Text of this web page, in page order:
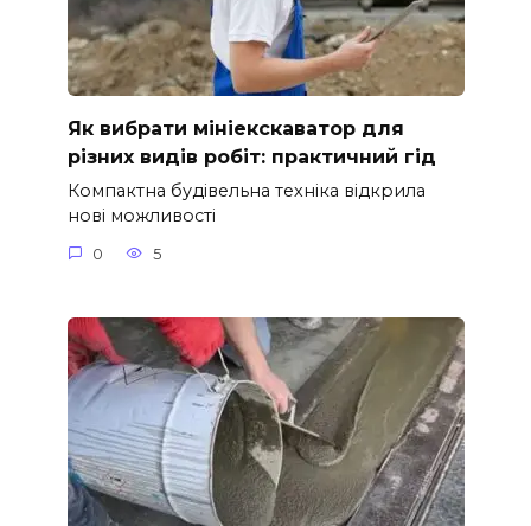
Як вибрати мініекскаватор для
різних видів робіт: практичний гід
Компактна будівельна техніка відкрила
нові можливості
0 5